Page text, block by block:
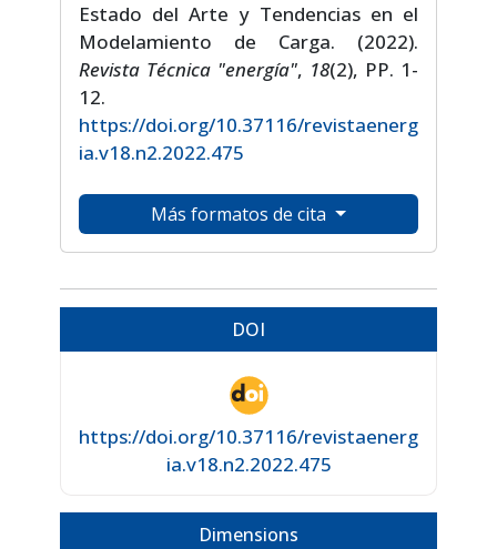
Estado del Arte y Tendencias en el
Modelamiento de Carga. (2022).
Revista Técnica "energía", 18(2), PP. 1-
12.
https://doi.org/10.37116/revistaenerg
ia.v18.n2.2022.475
Más formatos de cita
DOI
https://doi.org/10.37116/revistaenerg
ia.v18.n2.2022.475
Dimensions